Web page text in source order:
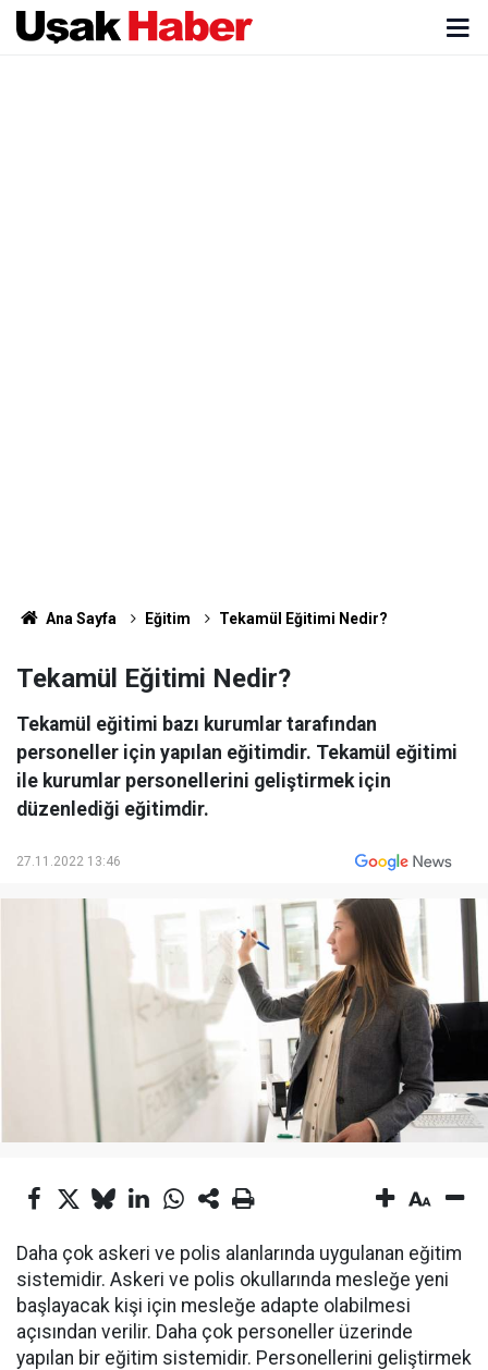
Ana Sayfa Eğitim Tekamül Eğitimi Nedir?
Tekamül Eğitimi Nedir?
Tekamül eğitimi bazı kurumlar tarafından
personeller için yapılan eğitimdir. Tekamül eğitimi
ile kurumlar personellerini geliştirmek için
düzenlediği eğitimdir.
27.11.2022 13:46
Daha çok askeri ve polis alanlarında uygulanan eğitim
sistemidir. Askeri ve polis okullarında mesleğe yeni
başlayacak kişi için mesleğe adapte olabilmesi
açısından verilir. Daha çok personeller üzerinde
yapılan bir eğitim sistemidir. Personellerini geliştirmek